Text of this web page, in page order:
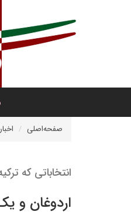
صفحه‌اصلی اخبار
انتخاباتی که
اردوغان و